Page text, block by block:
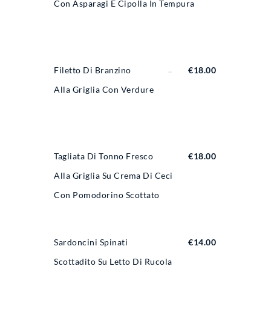
Con Asparagi E Cipolla In Tempura
Filetto Di Branzino
Alla Griglia Con Verdure
€18.00
Tagliata Di Tonno Fresco
Alla Griglia Su Crema Di Ceci
Con Pomodorino Scottato
€18.00
Sardoncini Spinati
Scottadito Su Letto Di Rucola
€14.00